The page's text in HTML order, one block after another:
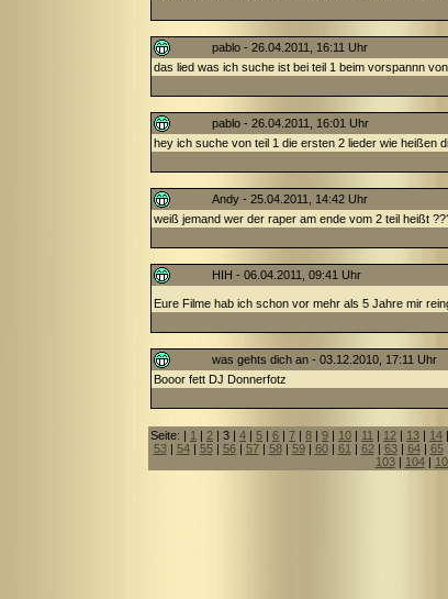
pablo - 26.04.2011, 16:11 Uhr
das lied was ich suche ist bei teil 1 beim vorspannn
pablo - 26.04.2011, 16:01 Uhr
hey ich suche von teil 1 die ersten 2 lieder wie heißen
Andy - 25.04.2011, 14:42 Uhr
weiß jemand wer der raper am ende vom 2 teil heißt
HIH - 06.04.2011, 09:41 Uhr
Eure Filme hab ich schon vor mehr als 5 Jahre mir
was gehts dich an - 03.12.2010, 17:11 Uhr
Booor fett DJ Donnerfotz
Seite: | 1 | 2 | 3 | 4 | 5 | 6 | 7 | 8 | 9 | 10 | 11 | 12 | 13 | 14 |
53| 54| 55| 56| 57| 58| 59| 60| 61 | 62| 63| 64| 65|
103| 104|